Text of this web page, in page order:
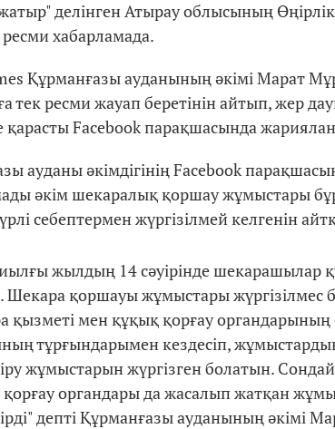
жатыр" делінген Атырау облысының
хабарламада.
Құрманғазы ауданының әкімі Марат
тек ресми жауап беретінін айтып, жер
қарасты Facebook парақшасында
ауданы әкімдігінің Facebook
әкім шекаралық қоршау жұмыстары
себептермен жүргізілмей келгенін
жылдың 14 сәуірінде шекарашылар
Шекара қоршауы жұмыстары жүргізілмес
қызметі мен құқық қорғау органдарының
тұрғындарымен кездесіп,
жұмыстарын жүргізген болатын.
органдары да жасалып жатқан
депті Құрманғазы ауданының әкімі